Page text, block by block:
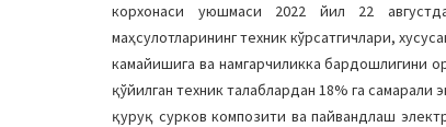
корхонаси уюшмаси 2022 йил 22
маҳсулотларининг техник кўрсатгичлари,
камайишига ва намгарчиликка бардошлигини
қўйилган техник талаблардан 18% га
қуруқ сурков композити ва пайвандлаш